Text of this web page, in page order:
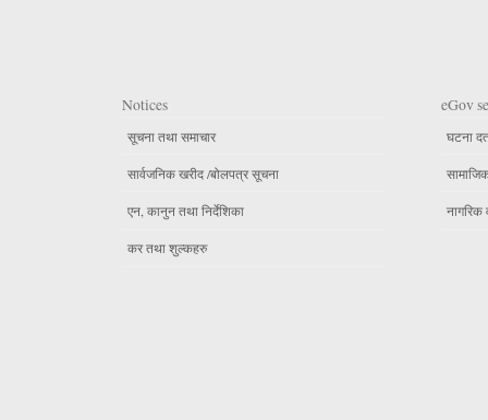
Notices
सूचना तथा समाचार
सार्वजनिक खरीद /बोलपत्र सूचना
एन, कानुन तथा निर्देशिका
कर तथा शुल्कहरु
eGov
घटना
नागरिक